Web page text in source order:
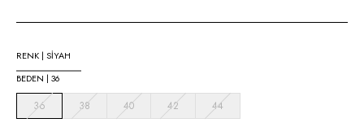
RENK | SİYAH
BEDEN | 36
36 38 40 42 44